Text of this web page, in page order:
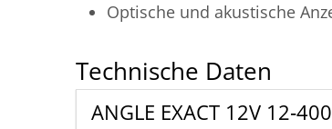
Optische und akustische
Technische Daten
ANGLE EXACT 12V 12‑400